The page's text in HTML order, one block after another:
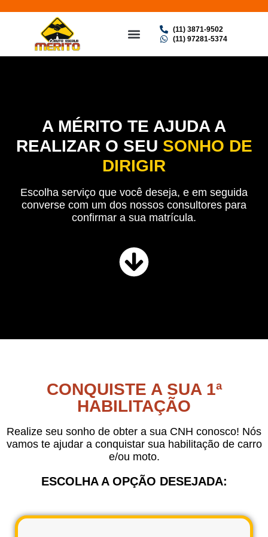
(11) 3871-9502
(11) 97281-5374
A MÉRITO TE AJUDA A
REALIZAR O SEU SONHO DE
DIRIGIR
Escolha serviço que você deseja, e em seguida
converse com um dos nossos consultores para
confirmar a sua matrícula.
CONQUISTE A SUA 1ª
HABILITAÇÃO
Realize seu sonho de obter a sua CNH conosco! Nós
vamos te ajudar a conquistar sua habilitação de carro
e/ou moto.
ESCOLHA A OPÇÃO DESEJADA: